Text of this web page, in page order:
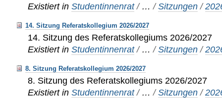
Existiert in Studentinnenrat / …/Sitzungen /
14. Sitzung Referatskollegium 2026/2027
14. Sitzung des Referatskollegiums 2026/2027
Existiert in Studentinnenrat / …/Sitzungen /
8. Sitzung Referatskollegium 2026/2027
8. Sitzung des Referatskollegiums 2026/2027
Existiert in Studentinnenrat / …/Sitzungen /